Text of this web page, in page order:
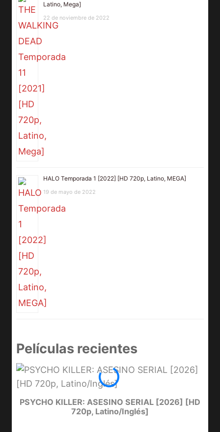
Latino, Mega]
22 de noviembre de 2022
HALO Temporada 1 [2022] [HD 720p, Latino, MEGA]
19 de mayo de 2022
Películas recientes
PSYCHO KILLER: ASESINO SERIAL [2026] [HD
720p, Latino/Inglés]